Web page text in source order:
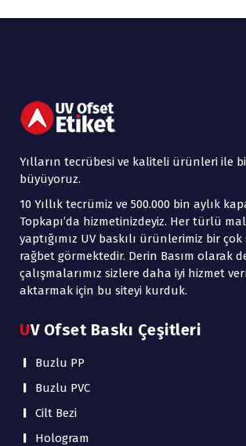
Yılların tecrübesi ve kaliteli ürünleri ile
büyüyoruz.
10 Yıllık tecrümiz ve 500.000 bin aylık
Topkapı’da hizmetinizdeyiz. Her türlü
yaptığımız UV baskılı ürünlerimiz bir
rağbet görmektedir. Derin Basım olarak
çalışmalarımız sizlere daha iyi hizmet
aktarmak için bu siteyi kurduk.
UV Ofset Baskı Çeşitleri
Buzlu PP
Buzlu PVC
Cilt Bezi
Hologram